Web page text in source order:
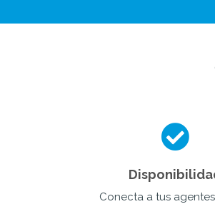
Conecta a tus